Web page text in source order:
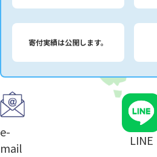
寄付実績は公開します。
e-
mail
LINE